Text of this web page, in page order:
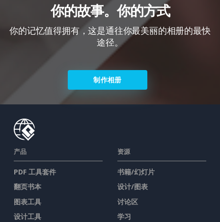
你的故事。你的方式
你的记忆值得拥有，这是通往你最美丽的相册的最快
途径。
制作相册
产品
PDF 工具套件
翻页书本
图表工具
设计工具
资源
书籍/幻灯片
设计/图表
讨论区
学习